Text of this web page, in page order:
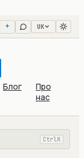
UK
Блог
Про
нас
Ctrl K